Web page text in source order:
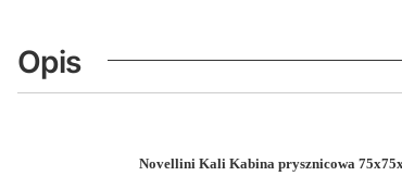
Opis
Novellini Kali Kabina prysznicowa